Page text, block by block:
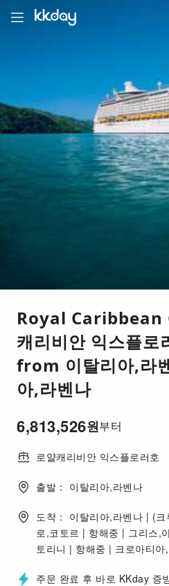
Royal Caribbean
캐리비안 익스플
from 이탈리아,라
아,라벤나
원
6,813,526 부터
로얄캐리비안 익스플로러호
출발： 이탈리아,라벤나
도착： 이탈리아,라벤나 | (
로,코토르 | 항해중 | 그리스,
토리니 | 항해중 | 크로아티
주문 완료 후 바로 KKday 증